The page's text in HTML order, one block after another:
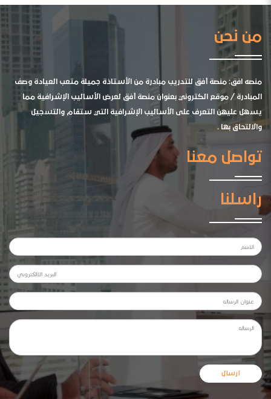
من نحن
منصه افق: منصة أفق للتدريب مبادرة من الأستاذة جميلة متعب العيادة وصف
المبادرة / موقع الكتروني بعنوان منصة أفق لعرض الأساليب الإشرافية مما
يسهل عليهن التعرف على الأساليب الإشرافية التي ستقام والتسجيل
والالتحاق بها .
تواصل معنا
راسلنا
ارسال